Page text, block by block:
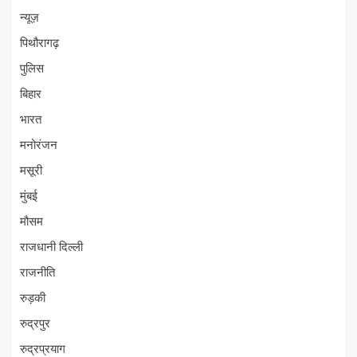
न्यूज़
पिथौरागढ़
पुलिस
बिहार
भारत
मनोरंजन
मसूरी
मुंबई
मौसम
राजधानी दिल्ली
राजनीति
रुड़की
रुद्रपुर
रुद्रप्रयाग